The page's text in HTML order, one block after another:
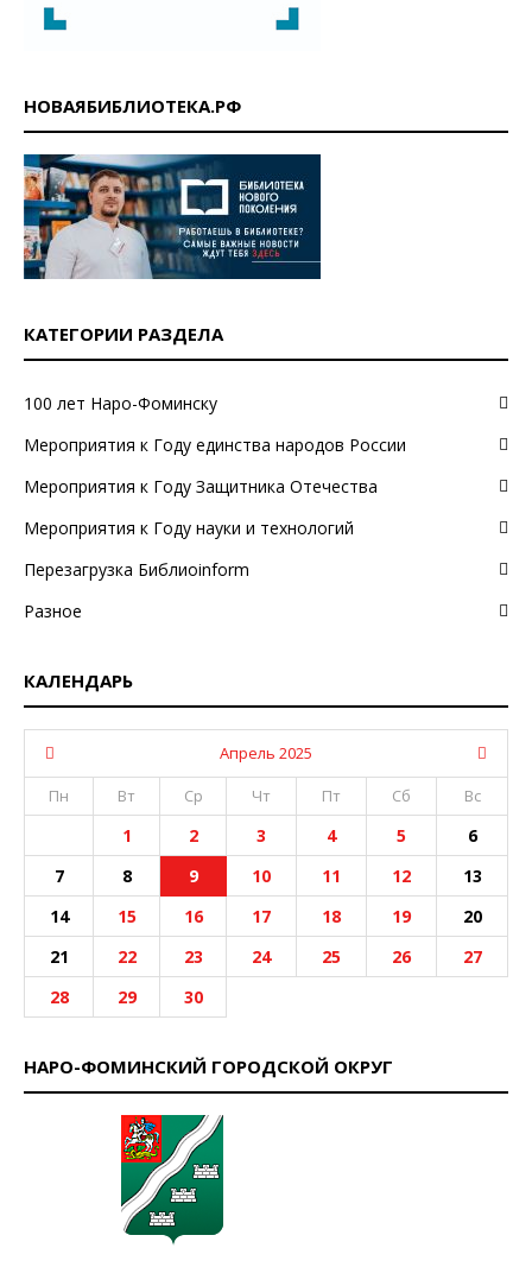
НОВАЯБИБЛИОТЕКА.РФ
КАТЕГОРИИ РАЗДЕЛА
100 лет Наро-Фоминску
Мероприятия к Году единства народов России
Мероприятия к Году Защитника Отечества
Мероприятия к Году науки и технологий
Перезагрузка Библиоinform
Разное
КАЛЕНДАРЬ
Апрель 2025
Пн
Вт Ср Чт Пт Сб Вс
1 2 3 4 5
6
7
8 9 10 11 12
13
14
15 16 17 18 19
20
21
22 23 24 25 26
27
28
29 30
НАРО-ФОМИНСКИЙ ГОРОДСКОЙ ОКРУГ